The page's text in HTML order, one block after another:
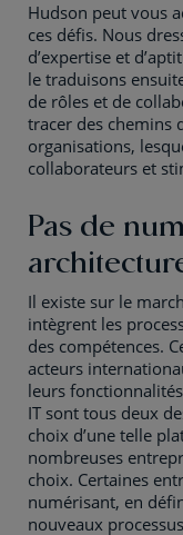
Hudson peut vous
ces défis. Nous
d’expertise et
le traduisons
de rôles et de
tracer des chemins
organisations,
collaborateurs et
Pas de
Il existe sur le
intègrent les
des compétences.
acteurs
leurs
IT sont tous deux
choix d’une telle
nombreuses
choix. Certaines
numérisant, en
nouveaux